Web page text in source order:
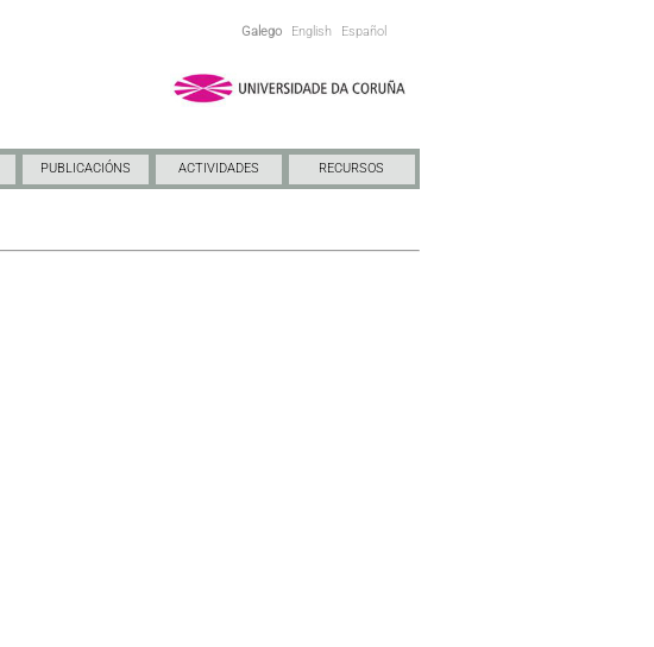
Galego English Español
PUBLICACIÓNS ACTIVIDADES RECURSOS